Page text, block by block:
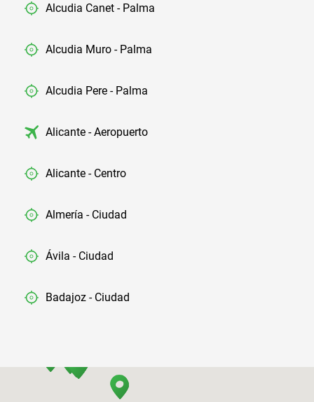
Alcudia Canet - Palma
Alcudia Muro - Palma
Alcudia Pere - Palma
Alicante - Aeropuerto
Alicante - Centro
Almería - Ciudad
Ávila - Ciudad
Badajoz - Ciudad
Barcelona - El Prat